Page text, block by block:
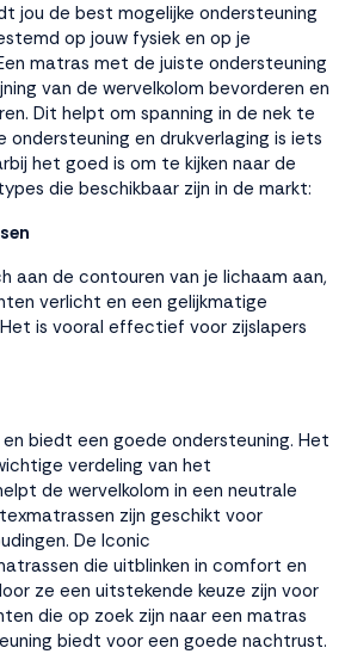
jou de best mogelijke ondersteuning
op jouw fysiek en op je
matras met de juiste ondersteuning
van de wervelkolom bevorderen en
Dit helpt om spanning in de nek te
ondersteuning en drukverlaging is iets
het goed is om te kijken naar de
die beschikbaar zijn in de markt:
aan de contouren van je lichaam aan,
verlicht en een gelijkmatige
is vooral effectief voor zijslapers
biedt een goede ondersteuning. Het
verdeling van het
de wervelkolom in een neutrale
zijn geschikt voor
De Iconic
die uitblinken in comfort en
ze een uitstekende keuze zijn voor
die op zoek zijn naar een matras
biedt voor een goede nachtrust.